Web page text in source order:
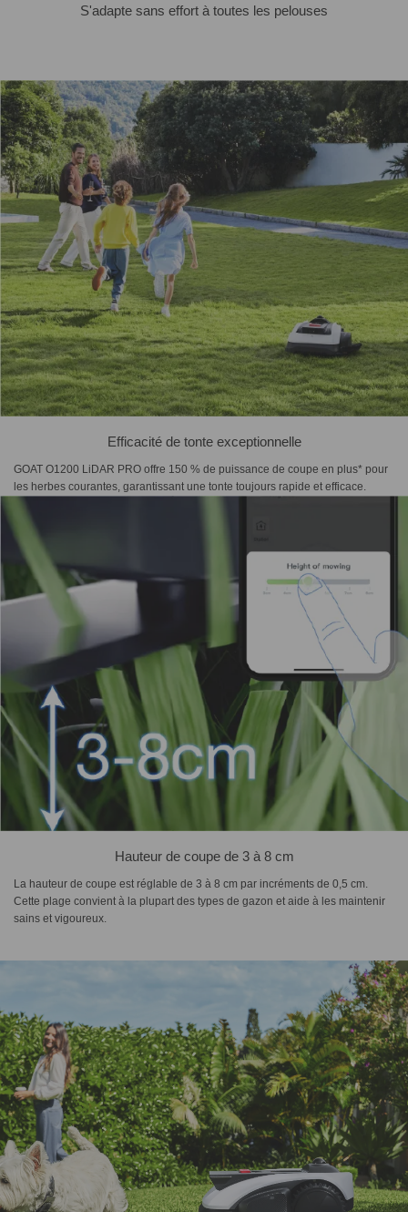
S'adapte sans effort à toutes les pelouses
Efficacité de tonte exceptionnelle
GOAT O1200 LiDAR PRO offre 150 % de puissance de coupe en plus* pour
les herbes courantes, garantissant une tonte toujours rapide et efficace.
Hauteur de coupe de 3 à 8 cm
La hauteur de coupe est réglable de 3 à 8 cm par incréments de 0,5 cm.
Cette plage convient à la plupart des types de gazon et aide à les maintenir
sains et vigoureux.